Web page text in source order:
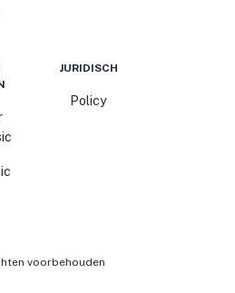
JURIDISCH
Policy
voorbehouden